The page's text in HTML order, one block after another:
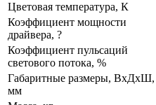
Цветовая температура, К
Коэффициент мощности
драйвера, ?
Коэффициент пульсаций
светового потока, %
Габаритные размеры, ВхДхШ,
мм